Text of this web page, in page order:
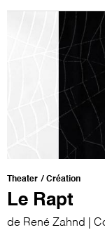
Theater Création
Le Rapt
de René Zahnd |